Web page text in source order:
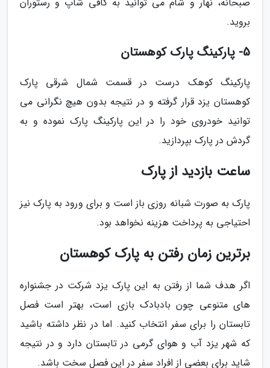
بروید.
5- پارکینگ پارک کوهستان
پارکینگ کوهک درست در قسمت شمال شرقی پارک
کوهستان یزد قرار گرفته و در نتیجه بدون هیچ نگرانی می
توانید خودروی خود را در این پارکینگ پارک نموده و به
گردش در پارک بپردازید.
ساعت بازدید از پارک
پارک به صورت شبانه روزی باز است و برای ورود به پارک نیز
احتیاجی به پرداخت هزینه نخواهد بود.
برترین زمان رفتن به پارک کوهستان
اگر هدف شما از رفتن به این پارک یزد شرکت در جشنواره
های متنوعی چون بادبادک بازی است، بهتر است فصل
تابستان را برای سفر انتخاب کنید. اما در نظر داشته باشید
که شهر یزد آب و هوای گرمی در تابستان دارد و در نتیجه
شاید برای بعضی از افراد سفر در این فصل سخت باشد.